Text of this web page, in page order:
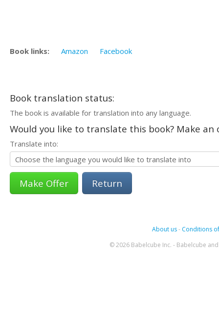
Book links: Amazon Facebook
Book translation status:
The book is available for translation into any language.
Would you like to translate this book? Make
Translate into:
Return
About us- Conditions
© 2026 Babelcube Inc. - Babelcube